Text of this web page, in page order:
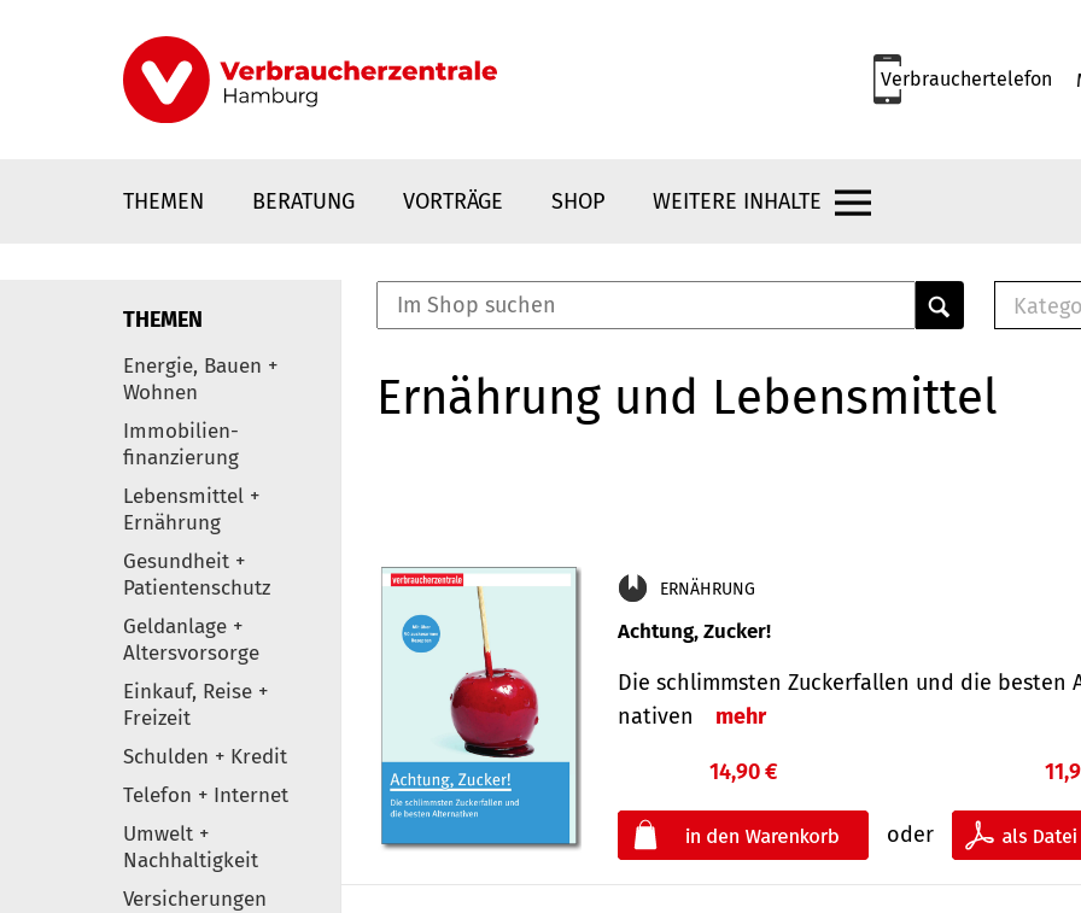
Verbrauchertelefon
THEMEN BERATUNG VORTRÄGE SHOP WEITERE INHALTE
Elemente
THEMEN
Energie, Bauen +
Wohnen
Immobilien-
finanzierung
Lebensmittel +
Ernährung
Gesundheit +
Patientenschutz
Geldanlage +
Altersvorsorge
Einkauf, Reise +
Freizeit
Schulden + Kredit
Telefon + Internet
Umwelt +
Nachhaltigkeit
Versicherungen
Ernährung und Lebensmittel
ERNÄHRUNG
Achtung, Zucker!
Die schlimmsten Zucker­fallen und die besten
nativen
mehr
14,90 €
oder